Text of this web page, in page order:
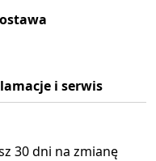
i serwis
30 dni na zmianę